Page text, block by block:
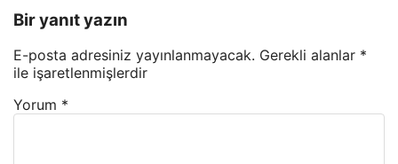
Bir yanıt yazın
E-posta adresiniz yayınlanmayacak. Gerekli alanlar *
ile işaretlenmişlerdir
Yorum *